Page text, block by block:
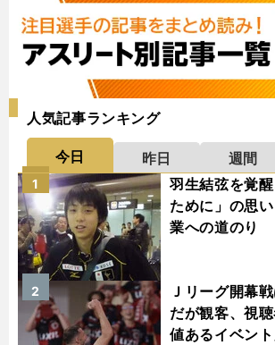
人気記事ランキング
今日 昨日 週間
羽生結弦を覚
ために」の思
業への道のり
1
Ｊリーグ開幕
だが観客、視
値あるイベン
2